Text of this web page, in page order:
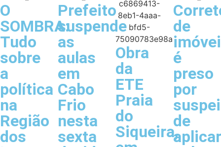
O
SOMBRA:
Tudo
sobre
a
política
na
Região
dos
Prefeito
suspende
as
aulas
em
Cabo
Frio
nesta
sexta
Obra
da
ETE
Praia
do
Siqueira,
de
é
preso
por
de
aplicar